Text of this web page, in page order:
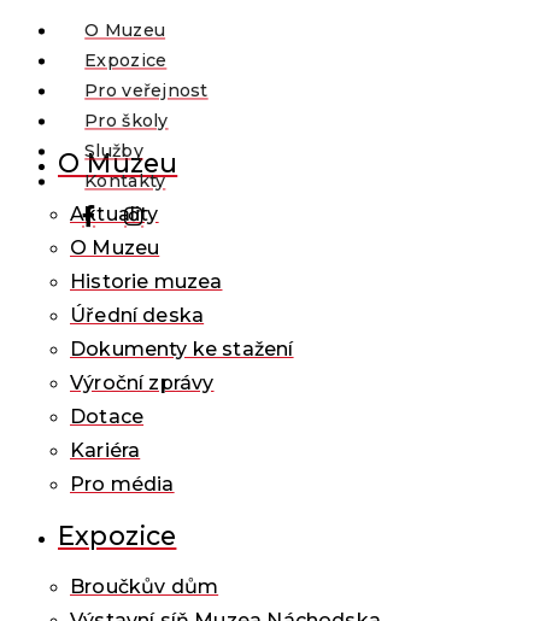
O Muzeu
Expozice
Pro veřejnost
Pro školy
Služby
Kontakty
O Muzeu
Aktuality
O Muzeu
Historie muzea
Úřední deska
Dokumenty ke stažení
Výroční zprávy
Dotace
Kariéra
Pro média
Expozice
Broučkův dům